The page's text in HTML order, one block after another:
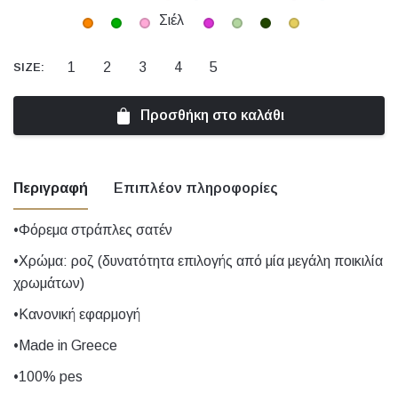
Σιέλ
SIZE: 1 2 3 4 5
Προσθήκη στο καλάθι
Περιγραφή Επιπλέον πληροφορίες
•Φόρεμα στράπλες σατέν
•Χρώμα: ροζ (δυνατότητα επιλογής από μία μεγάλη ποικιλία
χρωμάτων)
•Κανονική εφαρμογή
•Made in Greece
•100% pes
Χρώμα
Nude, Ασημί, βεραμάν, βεραμάν, Γκρι,
Μπλε, Μπορντό, Μωβ, Πετρόλ,
Πορτοκαλί, Πράσινο, Ροζ, Σιέλ, Φούξια,